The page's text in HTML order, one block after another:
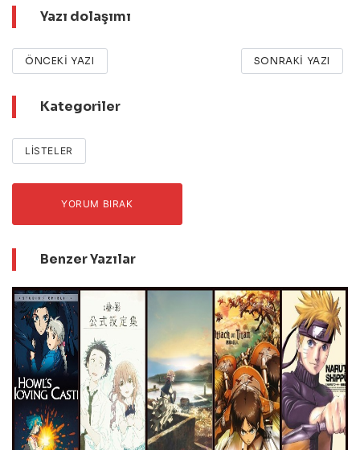
Yazı dolaşımı
ÖNCEKI YAZI SONRAKI YAZI
Kategoriler
LISTELER
YORUM BIRAK
Benzer Yazılar